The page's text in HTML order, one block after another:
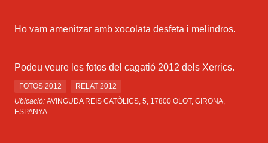
Ho vam amenitzar amb xocolata desfeta i melindros.
Podeu veure les fotos del cagatió 2012 dels Xerrics.
FOTOS 2012
RELAT 2012
Ubicació: AVINGUDA REIS CATÒLICS, 5, 17800 OLOT, GIRONA,
ESPANYA